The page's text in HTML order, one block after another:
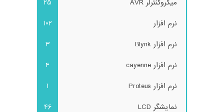
میکروکنترلر AVR
25
نرم افزار
102
نرم افزار Blynk
3
نرم افزار cayenne
4
نرم افزار Proteus
1
نمایشگر LCD
46